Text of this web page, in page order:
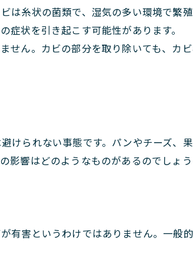
は糸状の菌類で、湿気の多い環境で繁
症状を引き起こす可能性があります。
せん。カビの部分を取り除いても、カ
けられない事態です。パンやチーズ、
影響はどのようなものがあるのでしょ
有害というわけではありません。一般